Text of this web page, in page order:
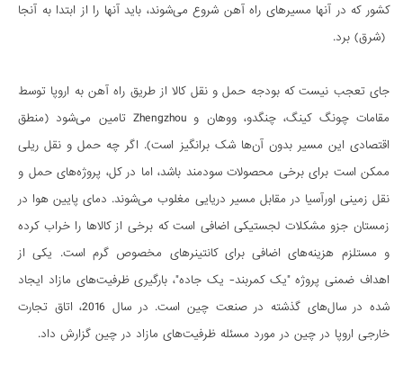
کشور که در آنها مسیرهای راه آهن شروع می‌شوند، باید آنها را از ابتدا به آنجا
(شرق) برد.
جای تعجب نیست که بودجه حمل و نقل کالا از طریق راه آهن به اروپا توسط
مقامات چونگ کینگ، چنگدو، ووهان و Zhengzhou تامین می‌شود (منطق
اقتصادی این مسیر بدون آن‌ها شک برانگیز است). اگر چه حمل و نقل ریلی
ممکن است برای برخی محصولات سودمند باشد، اما در کل، پروژه‌های حمل و
نقل زمینی اورآسیا در مقابل مسیر دریایی مغلوب می‌شوند. دمای پایین هوا در
زمستان جزو مشکلات لجستیکی اضافی است که برخی از کالاها را خراب کرده
و مستلزم هزینه‌های اضافی برای کانتینرهای مخصوص گرم است. یکی از
اهداف ضمنی پروژه "یک کمربند- یک جاده"، بارگیری ظرفیت‌های مازاد ایجاد
شده در سال‌های گذشته در صنعت چین است. در سال 2016، اتاق تجارت
خارجی اروپا در چین در مورد مسئله ظرفیت‌های مازاد در چین گزارش داد.